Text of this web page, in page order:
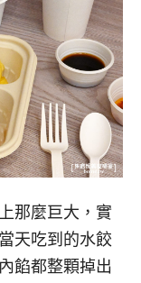
那麼巨大，實
天吃到的水餃
餡都整顆掉出